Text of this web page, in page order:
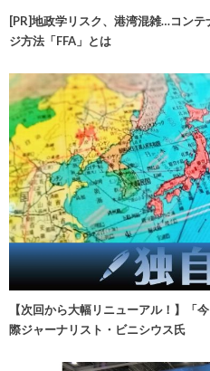
[PR]地政学リスク、港湾混雑…コン
ジ方法「FFA」とは
【次回から大幅リニューアル！】
際ジャーナリスト・ビニシウス氏